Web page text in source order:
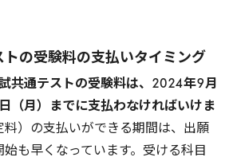
の受験料の支払いタイミング
共通テストの受験料は、 2024年9月
日（月）までに支払わなければいけま
料）の支払いができる期間は、出願
も早くなっています。受ける科目